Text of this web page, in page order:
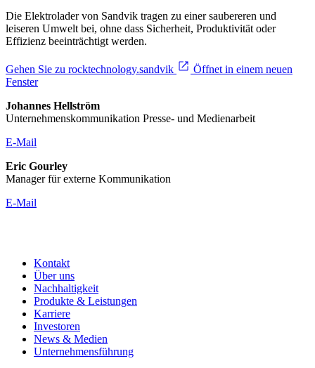
Die Elektrolader von Sandvik tragen zu einer saubereren und
leiseren Umwelt bei, ohne dass Sicherheit, Produktivität oder
Effizienz beeinträchtigt werden.
Gehen Sie zu rocktechnology.sandvik
Öffnet in einem neuen
Fenster
Johannes Hellström
Unternehmenskommunikation Presse- und Medienarbeit
E-Mail
Eric Gourley
Manager für externe Kommunikation
E-Mail
Kontakt
Über uns
Nachhaltigkeit
Produkte & Leistungen
Karriere
Investoren
News & Medien
Unternehmensführung